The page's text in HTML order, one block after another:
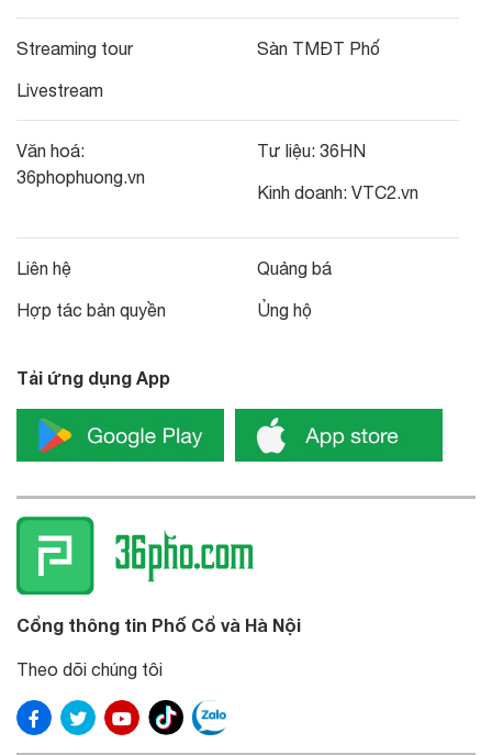
Streaming tour
Livestream
Sàn TMĐT Phố
Văn hoá:
36phophuong.vn
Tư liệu: 36HN
Kinh doanh: VTC2.vn
Liên hệ
Hợp tác bản quyền
Quảng bá
Ủng hộ
Tải ứng dụng App
Cổng thông tin Phố Cổ và Hà Nội
Theo dõi chúng tôi